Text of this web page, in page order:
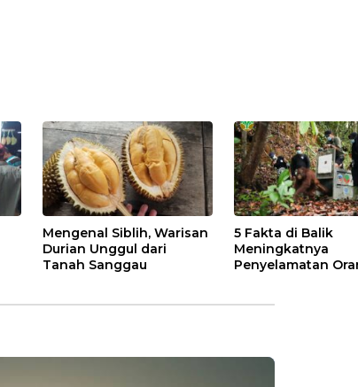
Mengenal Siblih, Warisan
Durian Unggul dari
Tanah Sanggau
5 Fakta di Balik
Meningkatnya
Penyelamatan